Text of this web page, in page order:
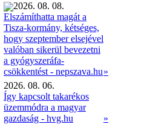
2026. 08. 08.
Elszámíthatta magát a
Tisza-kormány, kétséges,
hogy szeptember elsejével
valóban sikerül bevezetni
a gyógyszeráfa-
csökkentést - nepszava.hu»
2026. 08. 06.
Így kapcsolt takarékos
üzemmódra a magyar
gazdaság - hvg.hu
»